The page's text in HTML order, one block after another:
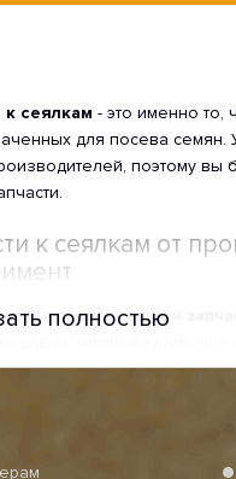
к сеялкам - это именно то,
для посева семян.
поэтому вы
к сеялкам от
производством
труда сможем
всем требованиям в
качество наших
запчасти сделаны из
полностью